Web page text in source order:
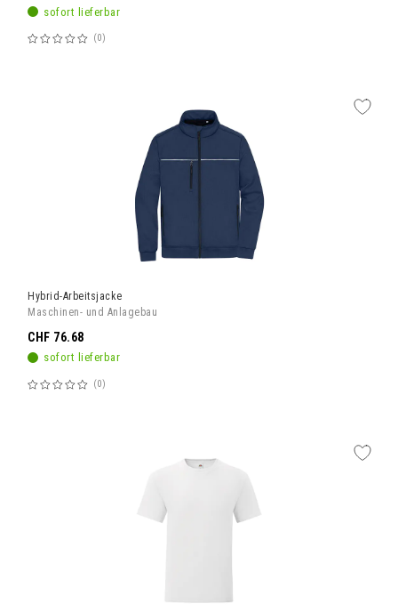
sofort lieferbar
Bewertung:
0
Hybrid-Arbeitsjacke
Maschinen- und Anlagebau
sofort lieferbar
Bewertung:
0
CHF 76.68